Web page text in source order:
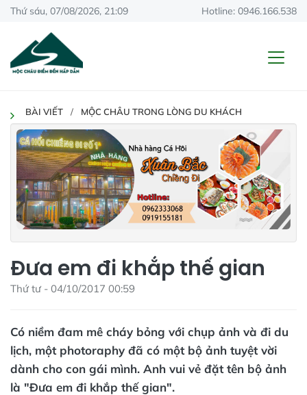
Thứ sáu, 07/08/2026, 21:09 Hotline: 0946.166.538
BÀI VIẾT MỘC CHÂU TRONG LÒNG DU KHÁCH
Đưa em đi khắp thế gian
Thứ tư - 04/10/2017 00:59
Có niềm đam mê cháy bỏng với chụp ảnh và đi du
lịch, một photoraphy đã có một bộ ảnh tuyệt vời
dành cho con gái mình. Anh vui vẻ đặt tên bộ ảnh
là "Đưa em đi khắp thế gian".